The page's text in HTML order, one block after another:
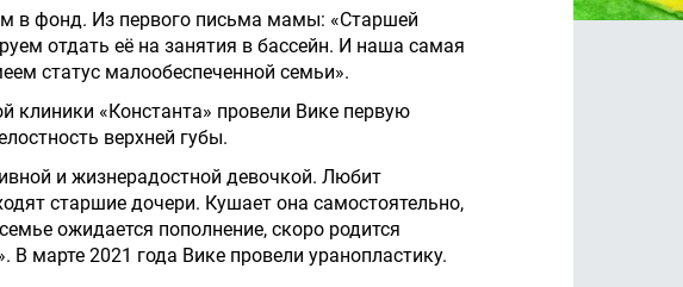
в фонд. Из первого письма мамы: «Старшей
отдать её на занятия в бассейн. И наша самая
статус малообеспеченной семьи».
клиники «Константа» провели Вике первую
верхней губы.
и жизнерадостной девочкой. Любит
старшие дочери. Кушает она самостоятельно,
ожидается пополнение, скоро родится
марте 2021 года Вике провели уранопластику.